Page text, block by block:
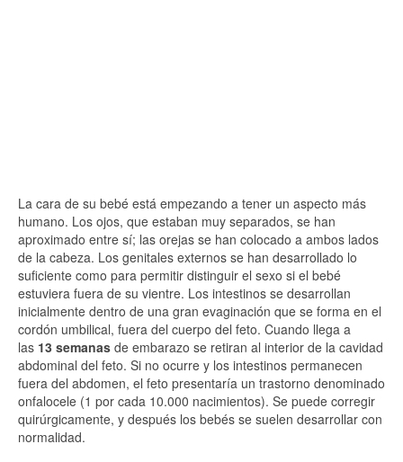
La cara de su bebé está empezando a tener un aspecto más
humano. Los ojos, que estaban muy separados, se han
aproximado entre sí; las orejas se han colocado a ambos lados
de la cabeza. Los genitales externos se han desarrollado lo
suficiente como para permitir distinguir el sexo si el bebé
estuviera fuera de su vientre. Los intestinos se desarrollan
inicialmente dentro de una gran evaginación que se forma en el
cordón umbilical, fuera del cuerpo del feto. Cuando llega a
las 13 semanas de embarazo se retiran al interior de la cavidad
abdominal del feto. Si no ocurre y los intestinos permanecen
fuera del abdomen, el feto presentaría un trastorno denominado
onfalocele (1 por cada 10.000 nacimientos). Se puede corregir
quirúrgicamente, y después los bebés se suelen desarrollar con
normalidad.